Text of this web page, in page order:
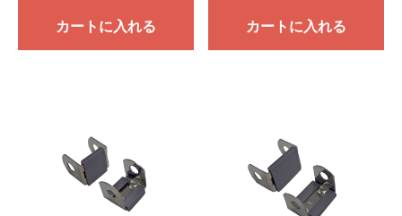
カートに入れる カートに入れる